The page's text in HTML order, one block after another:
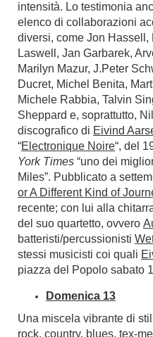
intensità. Lo testimonia
elenco di collaborazioni
diversi, come Jon Hassell,
Laswell, Jan Garbarek,
Marilyn Mazur, J.Peter
Ducret, Michel Benita,
Michele Rabbia, Talvin
Sheppard e, soprattutto,
discografico di Eivind
“Electronique Noire“, del
York Times “uno dei
Miles”. Pubblicato a
or A Different Kind of
recente; con lui alla
del suo quartetto, ovvero
batteristi/percussionisti
stessi musicisti coi quali
piazza del Popolo sabato
Domenica 13
Una miscela vibrante di
rock, country, blues, tex-